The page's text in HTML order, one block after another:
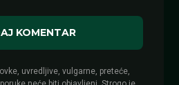
uvredljive, vulgarne, preteće,